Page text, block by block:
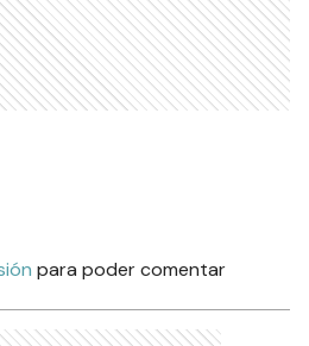
para poder comentar